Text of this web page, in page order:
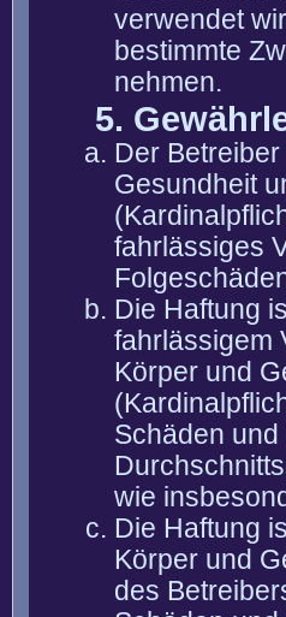
verwendet
bestimmte
nehmen.
5.
Der
Gesundheit
fahrlässiges
Die Haftung
fahrlässigem
Körper und
Schäden
wie
Die Haftung
Körper und
des